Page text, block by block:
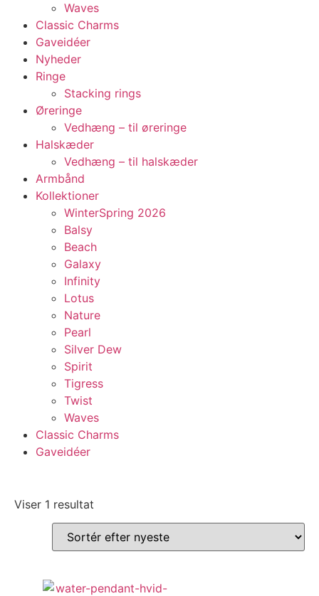
Waves
Classic Charms
Gaveidéer
Nyheder
Ringe
Stacking rings
Øreringe
Vedhæng – til øreringe
Halskæder
Vedhæng – til halskæder
Armbånd
Kollektioner
WinterSpring 2026
Balsy
Beach
Galaxy
Infinity
Lotus
Nature
Pearl
Silver Dew
Spirit
Tigress
Twist
Waves
Classic Charms
Gaveidéer
Viser 1 resultat